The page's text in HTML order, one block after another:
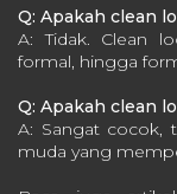
Q: Apakah clean
A: Tidak. Clean
formal, hingga
Q: Apakah clean
A: Sangat cocok,
muda yang